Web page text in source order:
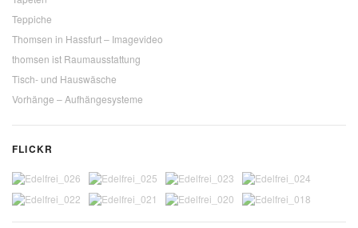
Teppiche
Thomsen in Hassfurt – Imagevideo
thomsen ist Raumausstattung
Tisch- und Hauswäsche
Vorhänge – Aufhängesysteme
FLICKR